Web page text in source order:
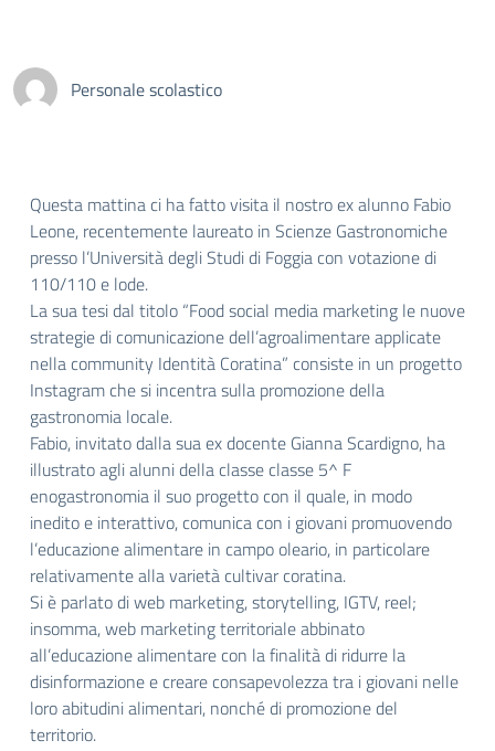
Personale scolastico
Questa mattina ci ha fatto visita il nostro ex alunno Fabio
Leone, recentemente laureato in Scienze Gastronomiche
presso l’Università degli Studi di Foggia con votazione di
110/110 e lode.
La sua tesi dal titolo “Food social media marketing le nuove
strategie di comunicazione dell’agroalimentare applicate
nella community Identità Coratina” consiste in un progetto
Instagram che si incentra sulla promozione della
gastronomia locale.
Fabio, invitato dalla sua ex docente Gianna Scardigno, ha
illustrato agli alunni della classe classe 5^ F
enogastronomia il suo progetto con il quale, in modo
inedito e interattivo, comunica con i giovani promuovendo
l’educazione alimentare in campo oleario, in particolare
relativamente alla varietà cultivar coratina.
Si è parlato di web marketing, storytelling, IGTV, reel;
insomma, web marketing territoriale abbinato
all’educazione alimentare con la finalità di ridurre la
disinformazione e creare consapevolezza tra i giovani nelle
loro abitudini alimentari, nonché di promozione del
territorio.